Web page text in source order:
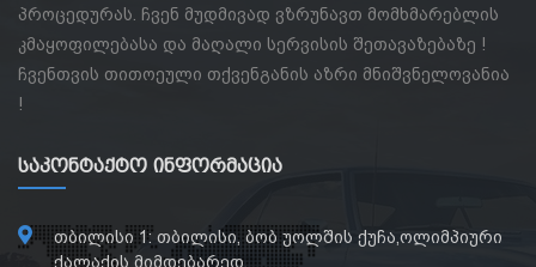
პროცედურას. ჩვენ მუდმივად ვზრუნავთ მომხმარებლის
კმაყოფილებასა და მაღალი სერვისის შეთავაზებაზე !
ჩვენთვის თითოეული თქვენგანის აზრი მნიშვნელოვანია
!
Საკონტაქტო Ინფორმაცია
თბილისი 1: თბილისი, ბობ უოლშის ქუჩა,ოლიმპიური
ქალაქის მიმდებარედ.